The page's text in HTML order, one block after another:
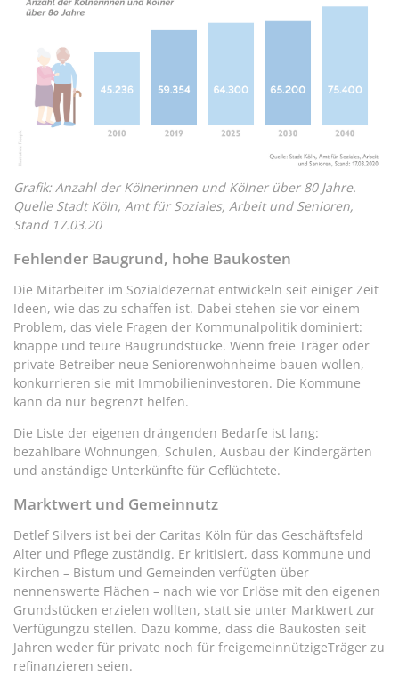
Grafik: Anzahl der Kölnerinnen und Kölner über 80 Jahre.
Quelle Stadt Köln, Amt für Soziales, Arbeit und Senioren,
Stand 17.03.20
Fehlender Baugrund, hohe Baukosten
Die Mitarbeiter im Sozialdezernat entwickeln seit einiger Zeit
Ideen, wie das zu schaffen ist. Dabei stehen sie vor einem
Problem, das viele Fragen der Kommunalpolitik dominiert:
knappe und teure Baugrundstücke. Wenn freie Träger oder
private Betreiber neue Seniorenwohnheime bauen wollen,
konkurrieren sie mit Immobilieninvestoren. Die Kommune
kann da nur begrenzt helfen.
Die Liste der eigenen drängenden Bedarfe ist lang:
bezahlbare Wohnungen, Schulen, Ausbau der Kindergärten
und anständige Unterkünfte für Geflüchtete.
Marktwert und Gemeinnutz
Detlef Silvers ist bei der Caritas Köln für das Geschäftsfeld
Alter und Pflege zuständig. Er kritisiert, dass Kommune und
Kirchen – Bistum und Gemeinden verfügten über
nennenswerte Flächen – nach wie vor Erlöse mit den eigenen
Grundstücken erzielen wollten, statt sie unter Marktwert zur
Verfügungzu stellen. Dazu komme, dass die Baukosten seit
Jahren weder für private noch für freigemeinnützigeTräger zu
refinanzieren seien.